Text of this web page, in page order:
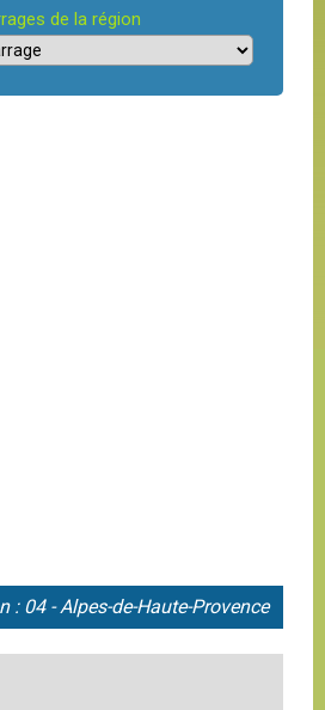
de la région
: 04 - Alpes-de-Haute-Provence